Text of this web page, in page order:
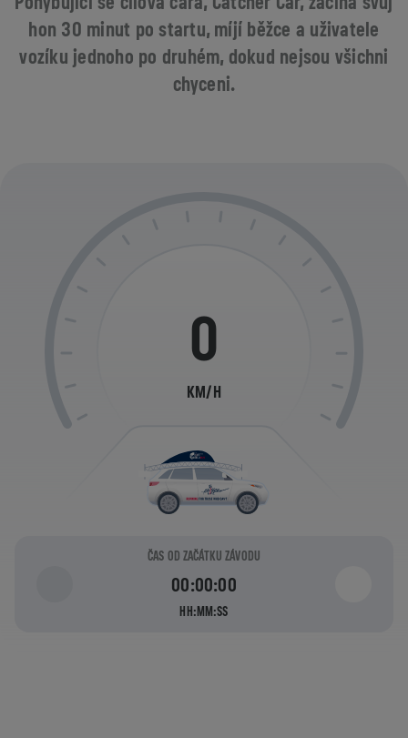
hon 30 minut po startu, míjí běžce a uživatele
vozíku jednoho po druhém, dokud nejsou všichni
chyceni.
0
KM/H
ČAS OD ZAČÁTKU ZÁVODU
00:00:00
HH:MM:SS